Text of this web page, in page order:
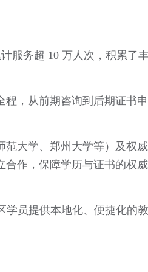
服务超 10 万人次，积累了
程，从前期咨询到后期证书申
范大学、郑州大学等）及权
合作，保障学历与证书的权威
学员提供本地化、便捷化的